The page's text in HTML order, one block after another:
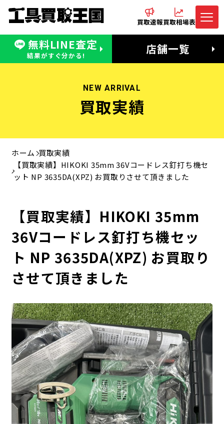
買取速報買取相場表
無料LINE査定
結果がすぐ分かる! 店舗一覧
無料LINE査定
受付：11:00〜19:00 木曜定休日
電話でお問合わせ
営業時間：11:00〜20:00
NEW ARRIVAL
買取実績
ホーム 買取実績
【買取実績】HIKOKI 35mm 36Vコードレス釘打ち機セ
ット NP 3635DA(XPZ) お買取りさせて頂きました
【買取実績】HIKOKI 35mm
36Vコードレス釘打ち機セッ
ト NP 3635DA(XPZ) お買取り
させて頂きました